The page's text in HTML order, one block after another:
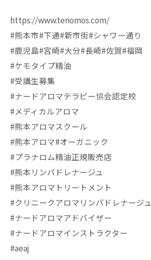
https://www.tenomos.com/
#熊本市#下通#新市街#シャワー通り
#鹿児島#宮崎#大分#長崎#佐賀#福岡
#ケモタイプ精油
#受講生募集
#ナードアロマテラピー協会認定校
#メディカルアロマ
#熊本アロマスクール
#熊本アロマ#オーガニック
#プラナロム精油正規販売店
#熊本リンパドレナージュ
#熊本アロマトリートメント
#クリニークアロマリンパドレナージュ
#ナードアロマアドバイザー
#ナードアロマインストラクター
#aeaj